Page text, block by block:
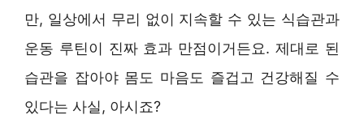
만, 일상에서 무리 없이 지속할 수 있는 식습관과
운동 루틴이 진짜 효과 만점이거든요. 제대로 된
습관을 잡아야 몸도 마음도 즐겁고 건강해질 수
있다는 사실, 아시죠?